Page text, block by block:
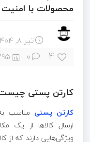
محصولات با امنیت
تیر ۸, ۱۴۰۴
4
0
کارتن پستی
کارتن پستی مناسب
ارسال کالاها از یک
ویژگی‌هایی دارند که از